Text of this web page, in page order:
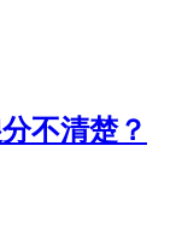
不清楚？